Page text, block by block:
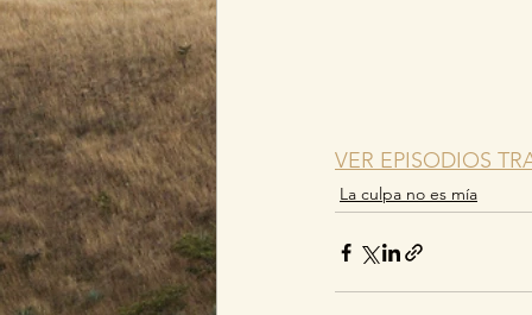
VER EPISODIOS
La culpa no es mía